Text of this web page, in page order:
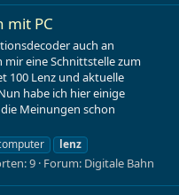
mit PC
auch an
mir eine Schnittstelle zum
100 Lenz und aktuelle
habe ich hier einige
Meinungen schon
lenz
9 Forum: Digitale Bahn